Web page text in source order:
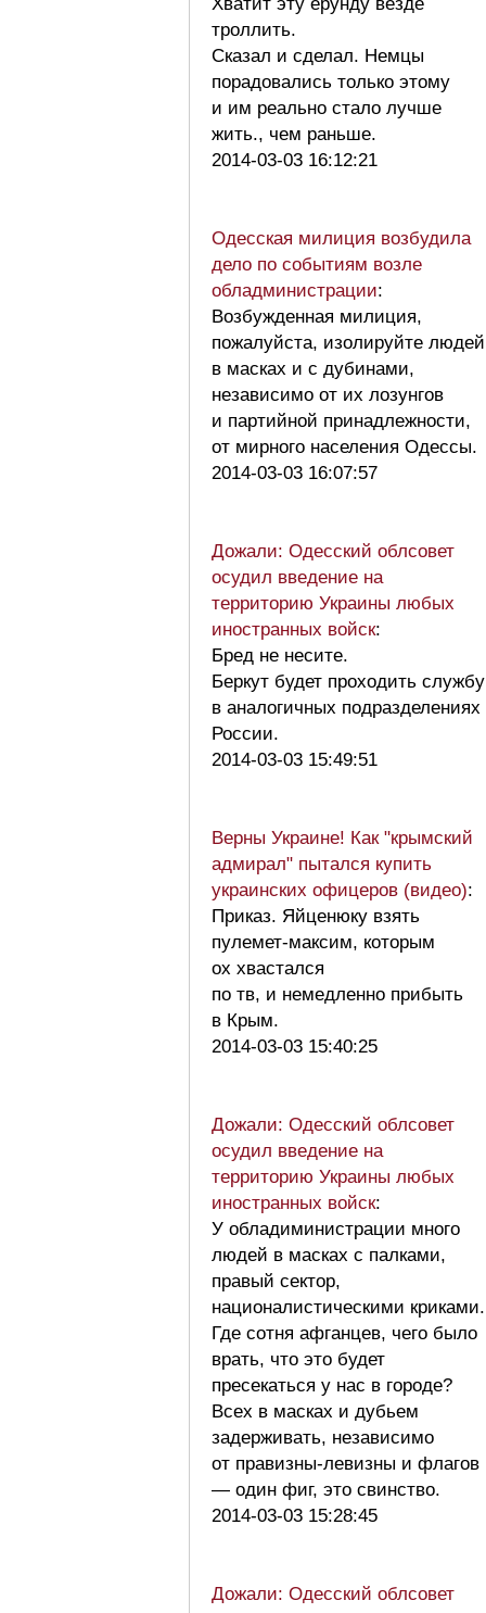
троллить.
Сказал и сделал. Немцы
порадовались только этому
и им реально стало лучше
жить., чем раньше.
2014-03-03 16:12:21
Одесская милиция возбудила
дело по событиям возле
обладминистрации:
Возбужденная милиция,
пожалуйста, изолируйте людей
в масках и с дубинами,
независимо от их лозунгов
и партийной принадлежности,
от мирного населения
2014-03-03 16:07:57
Дожали: Одесский облсовет
осудил введение на
территорию Украины любых
иностранных войск:
Бред не несите.
Беркут будет проходить службу
в аналогичных подразделениях
России.
2014-03-03 15:49:51
Верны Украине! Как "крымский
адмирал" пытался купить
украинских офицеров (видео):
Приказ. Яйценюку взять
пулемет-максим, которым
ох хвастался
по тв, и немедленно прибыть
в Крым.
2014-03-03 15:40:25
Дожали: Одесский облсовет
осудил введение на
территорию Украины любых
иностранных войск:
У обладиминистрации много
людей в масках с палками,
правый сектор,
националистическими криками.
Где сотня афганцев, чего было
врать, что это будет
пресекаться у нас в городе?
Всех в масках и дубьем
задерживать, независимо
от правизны-левизны и флагов
— один фиг, это свинство.
2014-03-03 15:28:45
Дожали: Одесский облсовет